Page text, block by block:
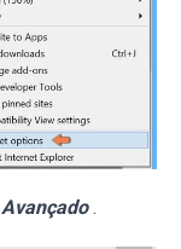
Avançado .